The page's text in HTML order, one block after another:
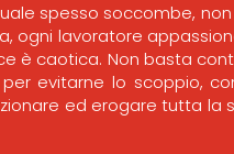
spesso soccombe,
ogni lavoratore
è caotica. Non basta
evitarne lo scoppio,
ed erogare tutta la